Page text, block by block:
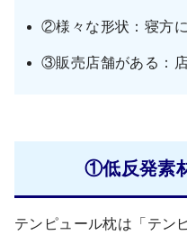
②様々な形状：寝方
③販売店舗がある：
①低反発素
テンピュール枕は「テン